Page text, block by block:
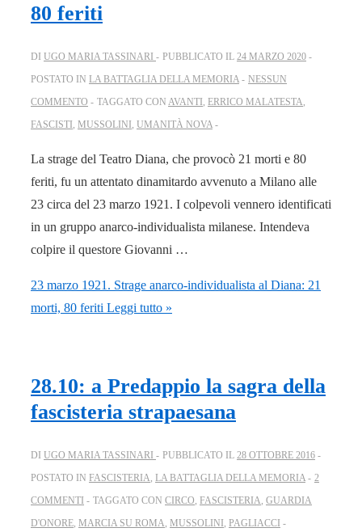
80 feriti
DI UGO MARIA TASSINARI PUBBLICATO IL 24 MARZO 2020
POSTATO IN LA BATTAGLIA DELLA MEMORIA
NESSUN
COMMENTO
TAGGATO CON AVANTI ERRICO MALATESTA
FASCISTI MUSSOLINI UMANITÀ NOVA
La strage del Teatro Diana, che provocò 21 morti e 80
feriti, fu un attentato dinamitardo avvenuto a Milano alle
23 circa del 23 marzo 1921. I colpevoli vennero identificati
in un gruppo anarco-individualista milanese. Intendeva
colpire il questore Giovanni …
23 marzo 1921. Strage anarco-individualista al Diana: 21
morti, 80 feriti Leggi tutto »
28.10: a Predappio la sagra della
fascisteria strapaesana
DI UGO MARIA TASSINARI PUBBLICATO IL 28 OTTOBRE 2016
POSTATO IN FASCISTERIA LA BATTAGLIA DELLA MEMORIA
2
COMMENTI
TAGGATO CON CIRCO FASCISTERIA GUARDIA
D'ONORE MARCIA SU ROMA MUSSOLINI PAGLIACCI